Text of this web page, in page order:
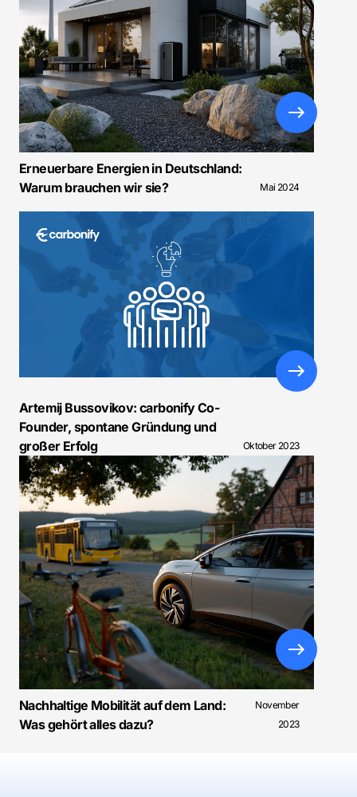
Erneuerbare Energien in Deutschland:
Warum brauchen wir sie?
Mai 2024
Artemij Bussovikov: carbonify Co-
Founder, spontane Gründung und
großer Erfolg
Oktober 2023
Nachhaltige Mobilität auf dem Land:
Was gehört alles dazu?
November
2023